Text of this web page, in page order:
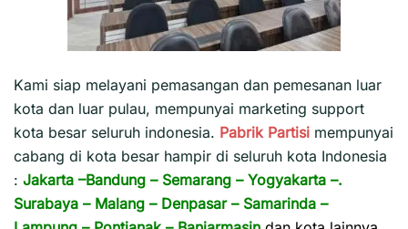
Kami siap melayani pemasangan dan pemesanan luar
kota dan luar pulau, mempunyai marketing support
kota besar seluruh indonesia. Pabrik Partisi mempunyai
cabang di kota besar hampir di seluruh kota Indonesia
: Jakarta –Bandung – Semarang – Yogyakarta –.
Surabaya – Malang – Denpasar– Samarinda –